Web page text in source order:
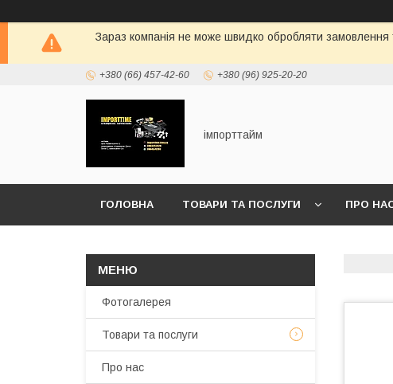
Зараз компанія не може швидко обробляти замовлення
+380 (66) 457-42-60 +380 (96) 925-20-20
імпорттайм
ГОЛОВНА ТОВАРИ ТА ПОСЛУГИ ПРО
Фотогалерея
Товари та послуги
Про нас